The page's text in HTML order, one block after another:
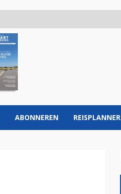
ABONNEREN REISPLANNER